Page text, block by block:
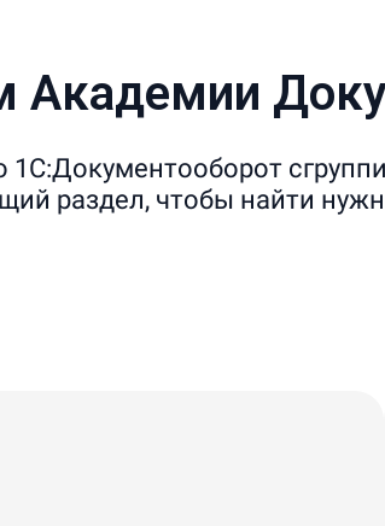
Академии
раздел, чтобы найти